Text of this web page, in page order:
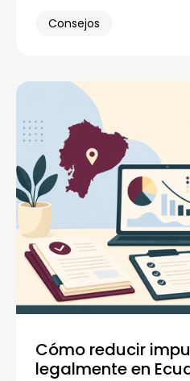
Consejos
Cómo reducir
legalmente en